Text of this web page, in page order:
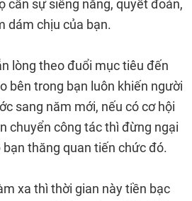
cần sự siêng năng, quyết đoán,
dám chịu của bạn.
lòng theo đuổi mục tiêu đến
bên trong bạn luôn khiến người
sang năm mới, nếu có cơ hội
chuyển công tác thì đừng ngại
bạn thăng quan tiến chức đó.
xa thì thời gian này tiền bạc